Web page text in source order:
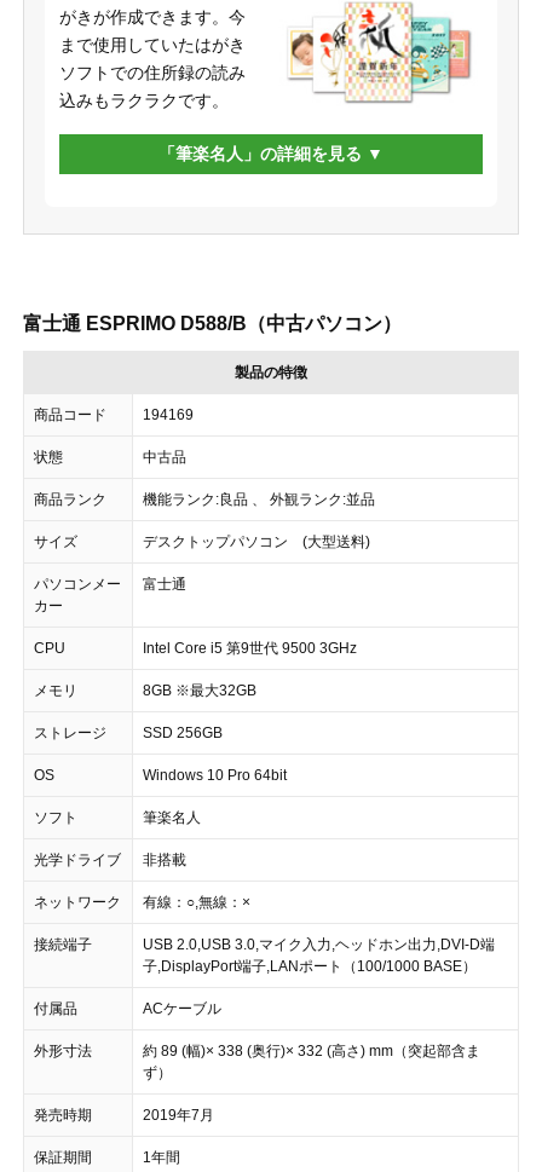
がきが作成できます。今
まで使用していたはがき
ソフトでの住所録の読み
込みもラクラクです。
「筆楽名人」の詳細を見る
富士通 ESPRIMO D588/B（中古パソコン）
製品の特徴
商品コード 194169
状態 中古品
商品ランク 機能ランク:良品 、 外観ランク:並品
サイズ デスクトップパソコン (大型送料)
パソコンメー
カー
富士通
CPU Intel Core i5 第9世代 9500 3GHz
メモリ 8GB ※最大32GB
ストレージ SSD 256GB
OS Windows 10 Pro 64bit
ソフト 筆楽名人
光学ドライブ 非搭載
ネットワーク 有線：○,無線：×
接続端子
USB 2.0,USB 3.0,マイク入力,ヘッドホン出力,DVI-D端
子,DisplayPort端子,LANポート（100/1000 BASE）
付属品 ACケーブル
外形寸法
約 89 (幅)× 338 (奥行)× 332 (高さ) mm（突起部含ま
ず）
発売時期 2019年7月
保証期間 1年間